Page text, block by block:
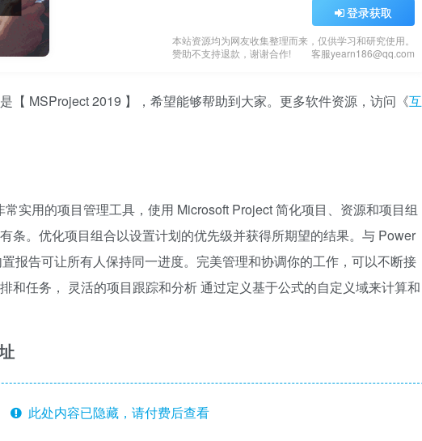
登录获取
本站资源均为网友收集整理而来，仅供学习和研究使用。
赞助不支持退款，谢谢合作!
客服yearn186@qq.com
【 MSProject 2019 】，希望能够帮助到大家。更多软件资源，访问《互
实用的项目管理工具，使用 Microsoft Project 简化项目、资源和项目组
条。优化项目组合以设置计划的优先级并获得所期望的结果。与 Power
报告可让所有人保持同一进度。完美管理和协调你的工作，可以不断接
和任务， 灵活的项目跟踪和分析 通过定义基于公式的自定义域来计算和
此处内容已隐藏，请付费后查看